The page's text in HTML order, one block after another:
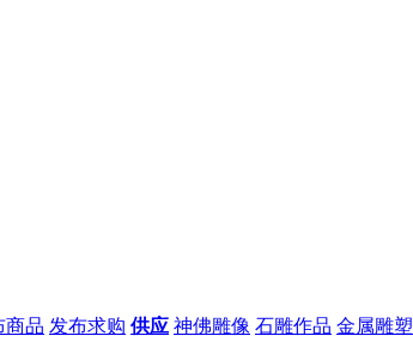
商品 发布求购 供应 神佛雕像 石雕作品 金属雕塑